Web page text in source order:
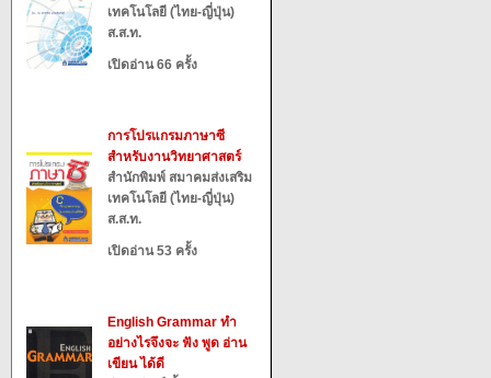
เทคโนโลยี (ไทย-ญี่ปุ่น)
ส.ส.ท.
เปิดอ่าน 66 ครั้ง
การโปรแกรมภาษาซี
สำหรับงานวิทยาศาสตร์
สำนักพิมพ์ สมาคมส่งเสริม
เทคโนโลยี (ไทย-ญี่ปุ่น)
ส.ส.ท.
เปิดอ่าน 53 ครั้ง
English Grammar ทำ
อย่างไรจึงจะ ฟัง พูด อ่าน
เขียน ได้ดี